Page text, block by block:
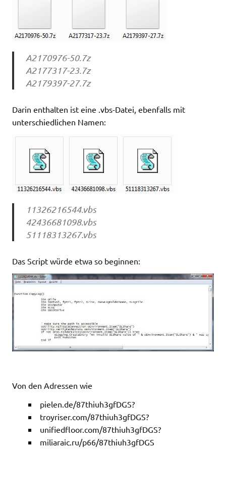
A2170976-50.7z
A2177317-23.7z
A2179397-27.7z
Darin enthalten ist eine .vbs-Datei, ebenfalls mit
unterschiedlichen Namen:
11326216544.vbs
42436681098.vbs
51118313267.vbs
Das Script würde etwa so beginnen:
Von den Adressen wie
pielen.de/87thiuh3gfDGS?
troyriser.com/87thiuh3gfDGS?
unifiedfloor.com/87thiuh3gfDGS?
miliaraic.ru/p66/87thiuh3gfDGS